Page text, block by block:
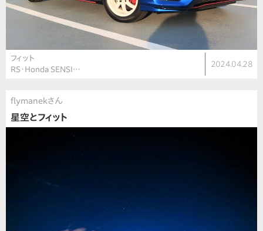
フィット
RS・Honda SENSI…
2024.04.28
flymanekさん
星空とフィット